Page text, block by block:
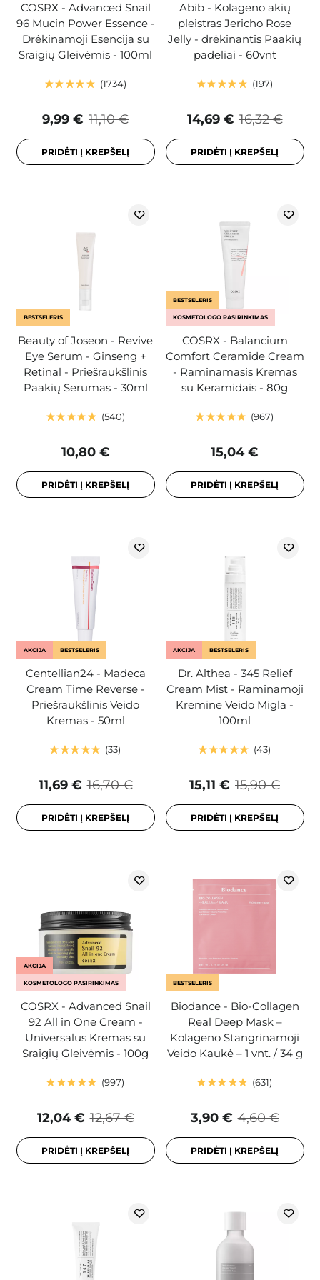
COSRX - Advanced Snail
96 Mucin Power Essence -
Drėkinamoji Esencija su
Sraigių Gleivėmis - 100ml
1734
11,10 €
9,99 €
PRIDĖTI Į KREPŠELĮ
Abib - Kolageno akių
pleistras Jericho Rose
Jelly - drėkinantis Paakių
padeliai - 60vnt
197
16,32 €
14,69 €
PRIDĖTI Į KREPŠELĮ
BESTSELERIS
Beauty of Joseon - Revive
Eye Serum - Ginseng +
Retinal - Priešraukšlinis
Paakių Serumas - 30ml
540
10,80 €
PRIDĖTI Į KREPŠELĮ
BESTSELERIS
KOSMETOLOGO PASIRINKIMAS
COSRX - Balancium
Comfort Ceramide Cream
- Raminamasis Kremas
su Keramidais - 80g
967
15,04 €
PRIDĖTI Į KREPŠELĮ
AKCIJA BESTSELERIS
Centellian24 - Madeca
Cream Time Reverse -
Priešraukšlinis Veido
Kremas - 50ml
33
16,70 €
11,69 €
PRIDĖTI Į KREPŠELĮ
AKCIJA BESTSELERIS
Dr. Althea - 345 Relief
Cream Mist - Raminamoji
Kreminė Veido Migla -
100ml
43
15,90 €
15,11 €
PRIDĖTI Į KREPŠELĮ
AKCIJA
KOSMETOLOGO PASIRINKIMAS
COSRX - Advanced Snail
92 All in One Cream -
Universalus Kremas su
Sraigių Gleivėmis - 100g
997
12,67 €
12,04 €
PRIDĖTI Į KREPŠELĮ
BESTSELERIS
Biodance - Bio-Collagen
Real Deep Mask –
Kolageno Stangrinamoji
Veido Kaukė – 1 vnt. / 34 g
631
4,60 €
3,90 €
PRIDĖTI Į KREPŠELĮ